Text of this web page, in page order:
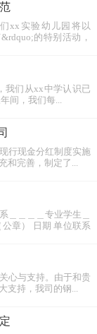
xx实验幼儿园将以
的特别活动，
我们从xx中学认识已
间，我们每...
行现金分红制度实施
和完善，制定了...
＿＿＿＿专业学生＿
章） 日期 单位联系
心与支持。由于和贵
支持，我司的钢...